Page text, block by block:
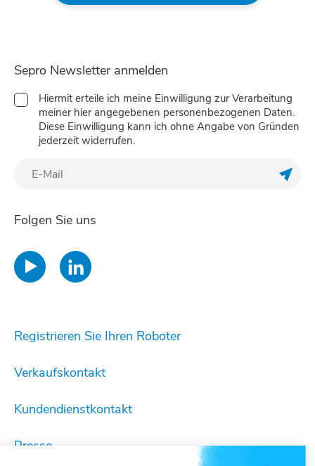
Sepro Newsletter anmelden
Hiermit erteile ich meine Einwilligung zur Verarbeitung
meiner hier angegebenen personenbezogenen Daten.
Diese Einwilligung kann ich ohne Angabe von Gründen
jederzeit widerrufen.
Folgen Sie uns
Registrieren Sie Ihren Roboter
Verkaufskontakt
Kundendienstkontakt
Presse